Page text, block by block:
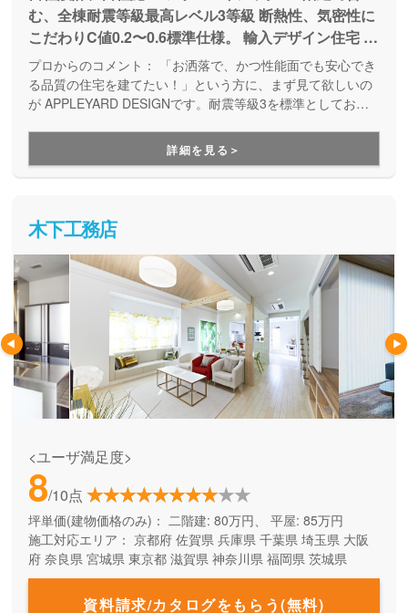
む、全棟耐震等級最高レベル3等級 断熱性、気密性に
こだわりC値0.2〜0.6標準仕様。 輸入デザイン住宅 自
然素材、無垢材ドア、無垢フローリングを標準。 資
産価値が落ちない、輸入デザイン住宅、100年住める
家。インテリアコーディネーターと一緒に詳細な打ち
プロからのコメント：
「お洒落で、かつ性能面でも安心でき
る品質の住宅を建てたい！」という方に、まず見て欲しいの
が APPLEYARD DESIGNです。耐震等級3を標準としてお
ど、満足のいく高性能なお家づくりが出来ます。また、自社
設計・自社施工なので、ご予算に合わせてオーダーメイドの
お家づくりが実現できる点も安心してお家づくりを任せられ
詳細を見る＞
木下工務店
<ユーザ満足度>
8/10点
坪単価(建物価格のみ)： 二階建: 80万円、 平屋: 85万円
施工対応エリア： 京都府 佐賀県 兵庫県 千葉県 埼玉県 大阪
府 奈良県 宮城県 東京都 滋賀県 神奈川県 福岡県 茨城県
資料請求/カタログをもらう(無料)